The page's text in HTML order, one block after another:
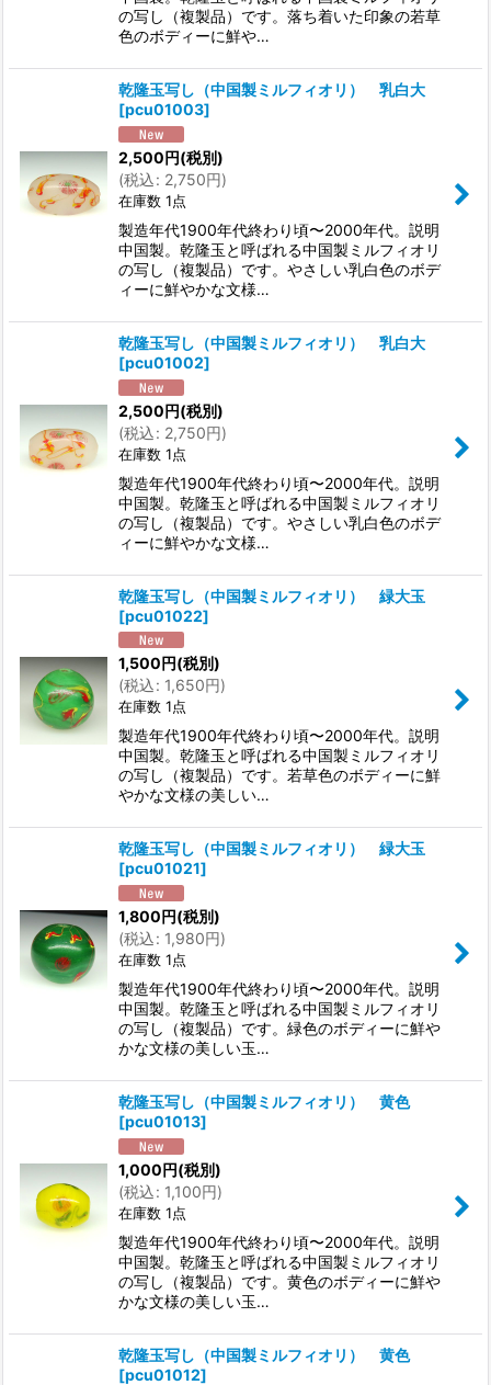
の写し（複製品）です。落ち着いた印象の若草
色のボディーに鮮や…
乾隆玉写し（中国製ミルフィオリ） 乳白大
[pcu01003]
2,500円(税別)
(税込: 2,750円)
在庫数 1点
製造年代1900年代終わり頃〜2000年代。説明
中国製。乾隆玉と呼ばれる中国製ミルフィオリ
の写し（複製品）です。やさしい乳白色のボデ
ィーに鮮やかな文様…
乾隆玉写し（中国製ミルフィオリ） 乳白大
[pcu01002]
2,500円(税別)
(税込: 2,750円)
在庫数 1点
製造年代1900年代終わり頃〜2000年代。説明
中国製。乾隆玉と呼ばれる中国製ミルフィオリ
の写し（複製品）です。やさしい乳白色のボデ
ィーに鮮やかな文様…
乾隆玉写し（中国製ミルフィオリ） 緑大玉
[pcu01022]
1,500円(税別)
(税込: 1,650円)
在庫数 1点
製造年代1900年代終わり頃〜2000年代。説明
中国製。乾隆玉と呼ばれる中国製ミルフィオリ
の写し（複製品）です。若草色のボディーに鮮
やかな文様の美しい…
乾隆玉写し（中国製ミルフィオリ） 緑大玉
[pcu01021]
1,800円(税別)
(税込: 1,980円)
在庫数 1点
製造年代1900年代終わり頃〜2000年代。説明
中国製。乾隆玉と呼ばれる中国製ミルフィオリ
の写し（複製品）です。緑色のボディーに鮮や
かな文様の美しい玉…
乾隆玉写し（中国製ミルフィオリ） 黄色
[pcu01013]
1,000円(税別)
(税込: 1,100円)
在庫数 1点
製造年代1900年代終わり頃〜2000年代。説明
中国製。乾隆玉と呼ばれる中国製ミルフィオリ
の写し（複製品）です。黄色のボディーに鮮や
かな文様の美しい玉…
乾隆玉写し（中国製ミルフィオリ） 黄色
[pcu01012]